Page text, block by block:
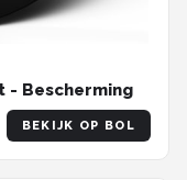
- Bescherming
BEKIJK OP BOL